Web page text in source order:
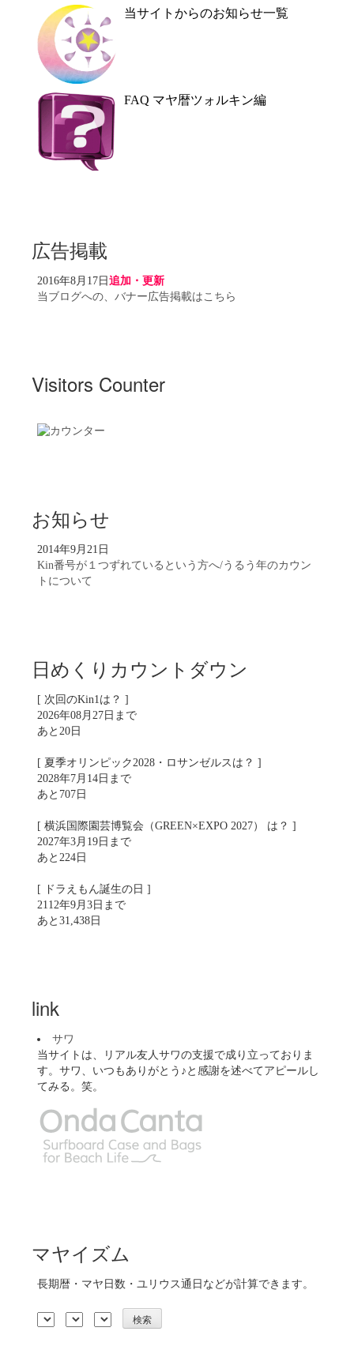
当サイトからのお知らせ一覧
FAQ マヤ暦ツォルキン編
広告掲載
2016年8月17日追加・更新
当ブログへの、バナー広告掲載はこちら
Visitors Counter
お知らせ
2014年9月21日
Kin番号が１つずれているという方へ/うるう年のカウン
トについて
日めくりカウントダウン
[ 次回のKin1は？ ]
2026年08月27日まで
あと20日
[ 夏季オリンピック2028・ロサンゼルスは？ ]
2028年7月14日まで
あと707日
[ 横浜国際園芸博覧会（GREEN×EXPO 2027） は？ ]
2027年3月19日まで
あと224日
[ ドラえもん誕生の日 ]
2112年9月3日まで
あと31,438日
link
サワ
当サイトは、リアル友人サワの支援で成り立っておりま
す。サワ、いつもありがとう♪と感謝を述べてアピールし
てみる。笑。
マヤイズム
長期暦・マヤ日数・ユリウス通日などが計算できます。